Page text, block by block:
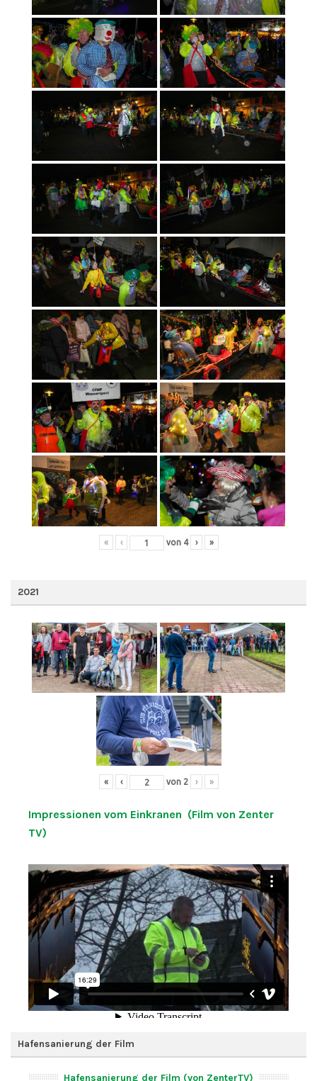
« ‹ von 4 › »
2021
« ‹ von 2 › »
Impressionen vom Einkranen (Film von Zenter
TV)
Hafensanierung der Film
Hafensanierung der Film (von ZenterTV)